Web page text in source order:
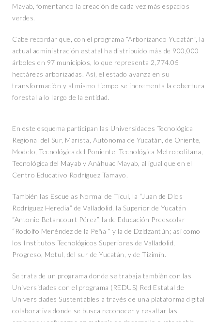
Mayab, fomentando la creación de cada vez más espacios
verdes.
Cabe recordar que, con el programa “Arborizando Yucatán”, la
actual administración estatal ha distribuido más de 900,000
árboles en 97 municipios, lo que representa 2,774.05
hectáreas arborizadas. Así, el estado avanza en su
transformación y al mismo tiempo se incrementa la cobertura
forestal a lo largo de la entidad.
En este esquema participan las Universidades Tecnológica
Regional del Sur, Marista, Autónoma de Yucatán, de Oriente,
Modelo, Tecnológica del Poniente, Tecnológica Metropolitana,
Tecnológica del Mayab y Anáhuac Mayab, al igual que en el
Centro Educativo Rodríguez Tamayo.
También las Escuelas Normal de Ticul, la “Juan de Dios
Rodríguez Heredia” de Valladolid, la Superior de Yucatán
“Antonio Betancourt Pérez”, la de Educación Preescolar
“Rodolfo Menéndez de la Peña ” y la de Dzidzantún; así como
los Institutos Tecnológicos Superiores de Valladolid,
Progreso, Motul, del sur de Yucatán, y de Tizimín.
Se trata de un programa donde se trabaja también con las
Universidades con el programa (REDUS) Red Estatal de
Universidades Sustentables a través de una plataforma digital
colaborativa donde se busca reconocer y resaltar las